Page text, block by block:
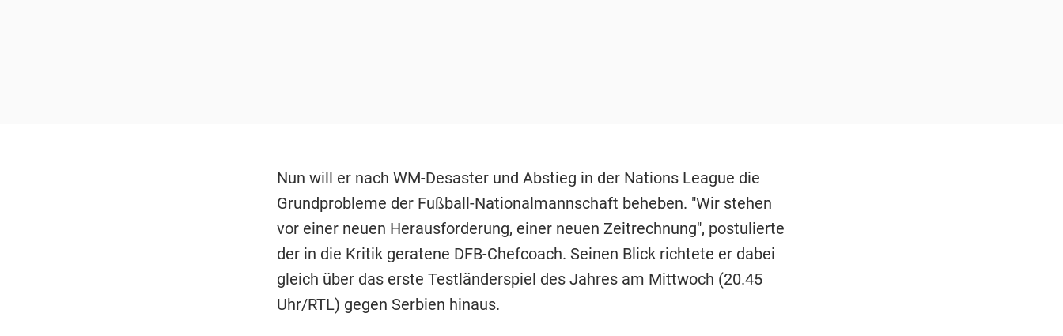
Nun will er nach WM-Desaster und Abstieg in der Nations League die
Grundprobleme der Fußball-Nationalmannschaft beheben. "Wir stehen
vor einer neuen Herausforderung, einer neuen Zeitrechnung", postulierte
der in die Kritik geratene DFB-Chefcoach. Seinen Blick richtete er dabei
gleich über das erste Testländerspiel des Jahres am Mittwoch (20.45
Uhr/RTL) gegen Serbien hinaus.